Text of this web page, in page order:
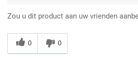
Zou u dit product aan uw vrienden
0 0